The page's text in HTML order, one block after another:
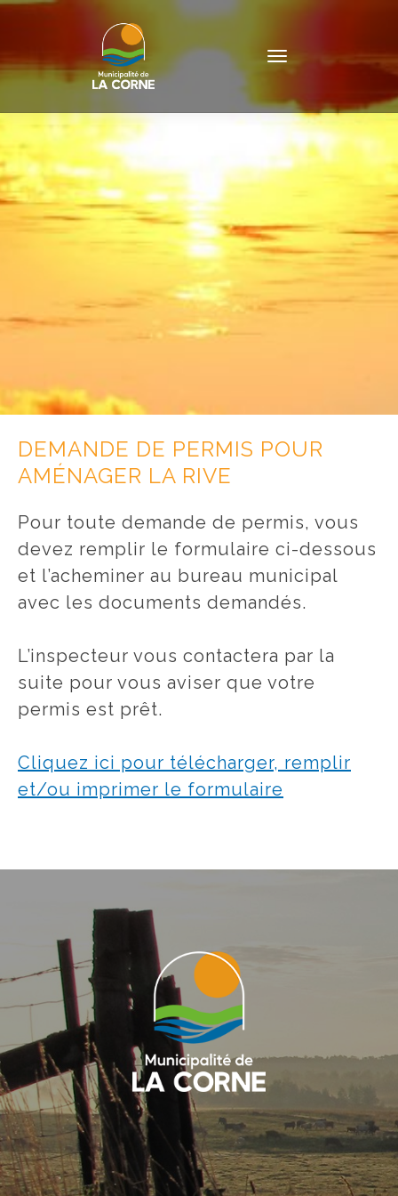
DEMANDE DE PERMIS POUR
AMÉNAGER LA RIVE
Pour toute demande de permis, vous
devez remplir le formulaire ci-dessous
et l’acheminer au bureau municipal
avec les documents demandés.
L’inspecteur vous contactera par la
suite pour vous aviser que votre
permis est prêt.
Cliquez ici pour télécharger, remplir
et/ou imprimer le formulaire